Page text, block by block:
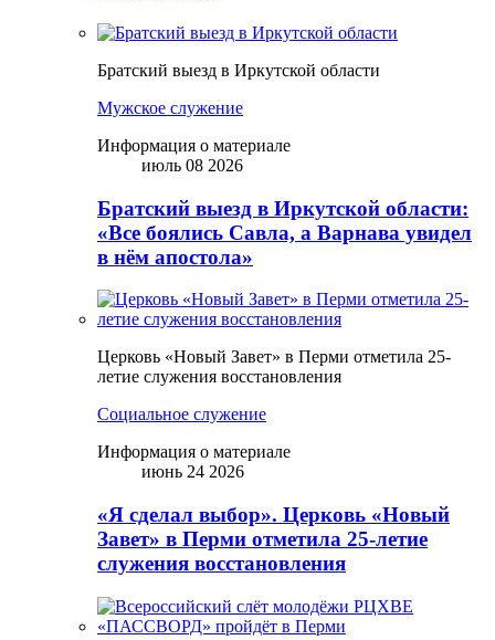
Братский выезд в Иркутской области
Мужское служение
Информация о материале
июль 08 2026
Братский выезд в Иркутской области:
«Все боялись Савла, а Варнава увидел
в нём апостола»
Церковь «Новый Завет» в Перми отметила 25-
летие служения восстановления
Социальное служение
Информация о материале
июнь 24 2026
«Я сделал выбор». Церковь «Новый
Завет» в Перми отметила 25-летие
служения восстановления